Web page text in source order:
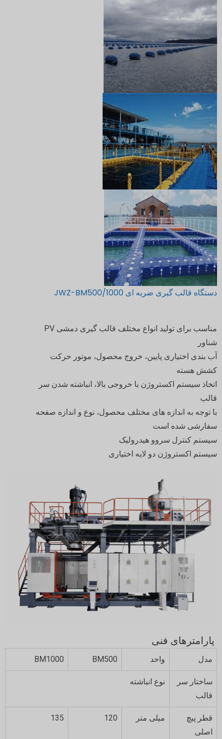
دستگاه قالب گیری ضربه ای JWZ-BM500/1000
مناسب برای تولید انواع مختلف قالب گیری دمشی PV
شناور
آب بندی اختیاری پایین، خروج محصول، موتور حرکت
کشش هسته
اتخاذ سیستم اکستروژن با خروجی بالا، انباشته شدن سر
قالب
با توجه به اندازه های مختلف محصول، نوع و اندازه صفحه
سفارشی شده است
سیستم کنترل سروو هیدرولیک
سیستم اکستروژن دو لایه اختیاری
پارامترهای فنی
مدل واحد BM500
BM1000
ساختار سر
قالب
نوع انباشته
قطر پیچ
اصلی
میلی متر 120
135